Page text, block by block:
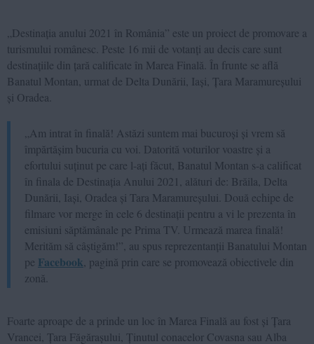
„Destinația anului 2021 în România” este un proiect de promovare a
turismului românesc. Peste 16 mii de votanți au decis care sunt
destinațiile din țară calificate în Marea Finală. În frunte se află
Banatul Montan, urmat de Delta Dunării, Iași, Țara Maramureșului
și Oradea.
„Am intrat în finală! Astăzi suntem mai bucuroși și vrem să
împărtășim bucuria cu voi. Datorită voturilor voastre și a
efortului suținut pe care l-ați făcut, Banatul Montan s-a calificat
în finala de Destinația Anului 2021, alături de: Brăila, Delta
Dunării, Iași, Oradea și Tara Maramureșului. Două echipe de
filmare vor merge în cele 6 destinații pentru a vi le prezenta în
emisiuni săptămânale pe Prima TV. Urmează marea finală!
Merităm să câștigăm!”, au spus reprezentanții Banatului Montan
pe Facebook , pagină prin care se promovează obiectivele din
zonă.
Foarte aproape de a prinde un loc în Marea Finală au fost și Țara
Vrancei, Țara Făgărașului, Ținutul conacelor Covasna sau Alba